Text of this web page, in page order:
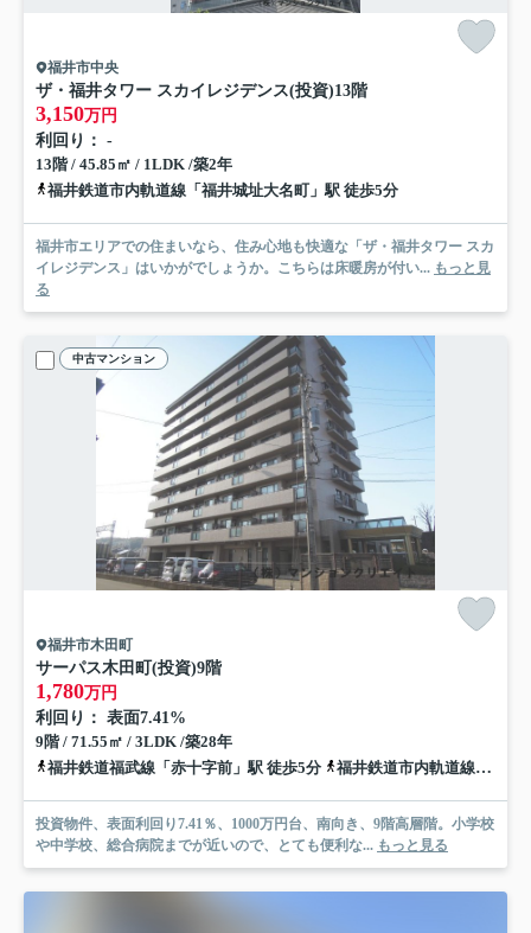
福井市中央
ザ・福井タワー スカイレジデンス(投資)13階
3,150万円
利回り： -
13階 / 45.85㎡ / 1LDK /築2年
福井鉄道市内軌道線「福井城址大名町」駅 徒歩5分
福井市エリアでの住まいなら、住み心地も快適な「ザ・福井タワー スカ
イレジデンス」はいかがでしょうか。こちらは床暖房が付い... もっと見
る
中古マンション
福井市木田町
サーパス木田町(投資)9階
1,780万円
利回り： 表面7.41%
9階 / 71.55㎡ / 3LDK /築28年
福井鉄道福武線「赤十字前」駅 徒歩5分
福井鉄道市内軌道線「商工会議所前」駅 徒歩13分
投資物件、表面利回り7.41％、1000万円台、南向き、9階高層階。小学校
や中学校、総合病院までが近いので、とても便利な... もっと見る